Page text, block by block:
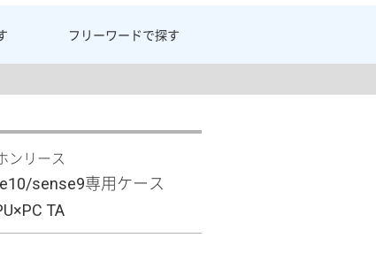
フリーワードで探す
ンリース
sense9専用ケース
TA